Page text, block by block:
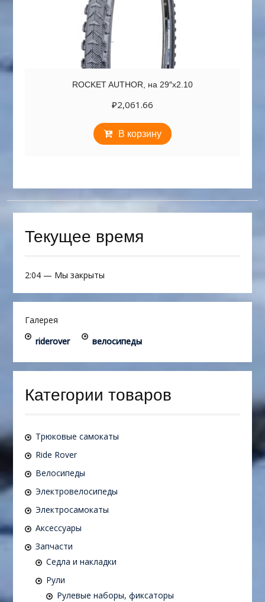
ROCKET AUTHOR, на 29″х2.10
₽2,061.66
В корзину
Текущее время
2:04— Мы закрыты
Галерея
riderover
велосипеды
Категории товаров
Трюковые самокаты
Ride Rover
Велосипеды
Электровелосипеды
Электросамокаты
Аксессуары
Запчасти
Седла и накладки
Рули
Рулевые наборы, фиксаторы